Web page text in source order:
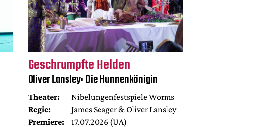
Geschrumpfte Helden
Oliver Lansley: Die Hunnenkönigin
Theater:
Nibelungenfestspiele Worms
Regie:
James Seager & Oliver Lansley
Premiere:
17.07.2026 (UA)